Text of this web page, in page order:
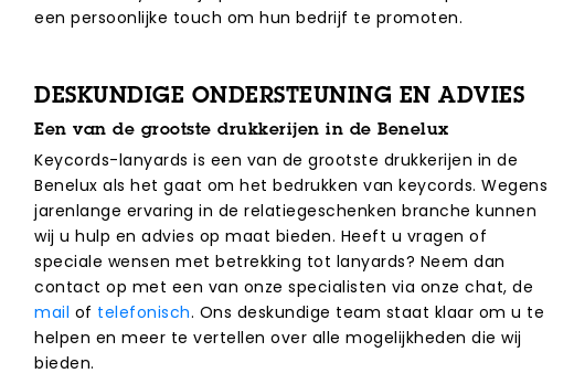
een persoonlijke touch om hun bedrijf te promoten.
DESKUNDIGE ONDERSTEUNING EN ADVIES
Een van de grootste drukkerijen in de Benelux
Keycords-lanyards is een van de grootste drukkerijen in de
Benelux als het gaat om het bedrukken van keycords. Wegens
jarenlange ervaring in de relatiegeschenken branche kunnen
wij u hulp en advies op maat bieden. Heeft u vragen of
speciale wensen met betrekking tot lanyards? Neem dan
contact op met een van onze specialisten via onze chat, de
mail of telefonisch. Ons deskundige team staat klaar om u te
helpen en meer te vertellen over alle mogelijkheden die wij
bieden.